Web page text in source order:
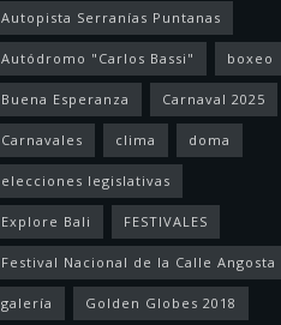
Autopista Serranías Puntanas
Autódromo "Carlos Bassi" boxeo
Buena Esperanza Carnaval 2025
Carnavales clima doma
elecciones legislativas
Explore Bali FESTIVALES
Festival Nacional de la Calle Angosta
galería Golden Globes 2018